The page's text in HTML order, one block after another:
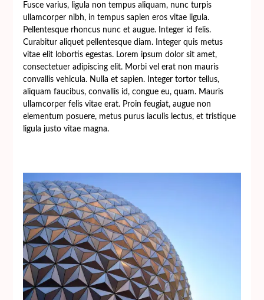
Fusce varius, ligula non tempus aliquam, nunc turpis
ullamcorper nibh, in tempus sapien eros vitae ligula.
Pellentesque rhoncus nunc et augue. Integer id felis.
Curabitur aliquet pellentesque diam. Integer quis metus
vitae elit lobortis egestas. Lorem ipsum dolor sit amet,
consectetuer adipiscing elit. Morbi vel erat non mauris
convallis vehicula. Nulla et sapien. Integer tortor tellus,
aliquam faucibus, convallis id, congue eu, quam. Mauris
ullamcorper felis vitae erat. Proin feugiat, augue non
elementum posuere, metus purus iaculis lectus, et tristique
ligula justo vitae magna.